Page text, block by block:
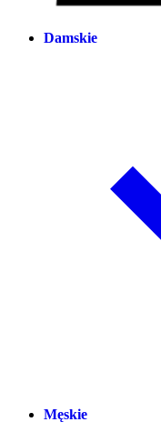
Damskie
Męskie